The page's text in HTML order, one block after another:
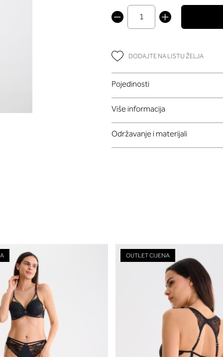
DODAJTE NA LISTU ŽELJA
Pojedinosti
Više informacija
Održavanje i materijali
OUTLET CIJENA